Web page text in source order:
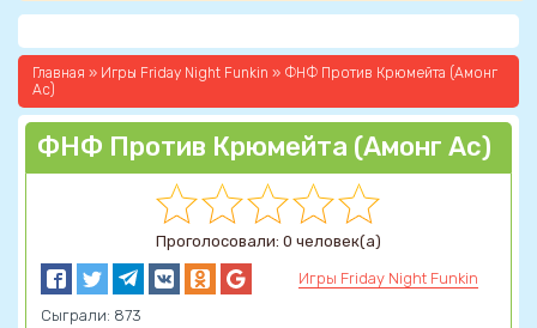
Главная » Игры Friday Night Funkin » ФНФ Против Крюмейта (Амонг
Ас)
ФНФ Против Крюмейта (Амонг Ас)
Проголосовали: 0 человек(а)
Игры Friday Night Funkin
Сыграли: 873